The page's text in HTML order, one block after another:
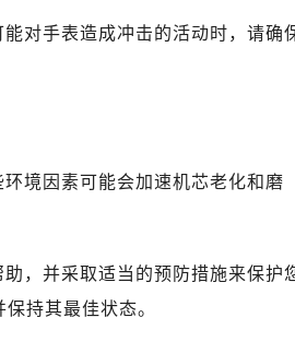
提前预约）
提前预约）
前预约）
（需提前预约）
室（需提前预约）
对手表造成冲击的活动时，请确
境因素可能会加速机芯老化和磨
，并采取适当的预防措施来保护
持其最佳状态。